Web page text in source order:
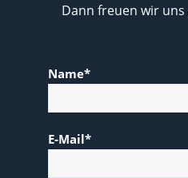
Dann freuen wir
Name*
E-Mail*